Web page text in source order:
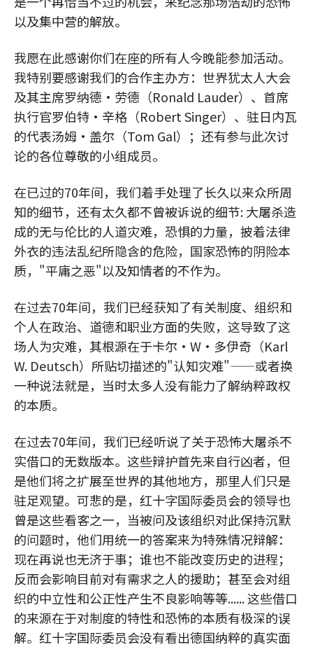
以及集中营的解放。
我愿在此感谢你们在座的所有人今晚能参加活动。
我特别要感谢我们的合作主办方：世界犹太人大会
及其主席罗纳德·劳德（Ronald Lauder）、首席
执行官罗伯特·辛格（Robert Singer）、驻日内瓦
的代表汤姆·盖尔（Tom Gal）；还有参与此次讨
论的各位尊敬的小组成员。
在已过的70年间，我们着手处理了长久以来众所周
知的细节，还有太久都不曾被诉说的细节: 大屠杀造
成的无与伦比的人道灾难，恐惧的力量，披着法律
外衣的违法乱纪所隐含的危险，国家恐怖的阴险本
质，"平庸之恶"以及知情者的不作为。
在过去70年间，我们已经获知了有关制度、组织和
个人在政治、道德和职业方面的失败，这导致了这
场人为灾难，其根源在于卡尔•W•多伊奇（Karl
W. Deutsch）所贴切描述的"认知灾难"——或者换
一种说法就是，当时太多人没有能力了解纳粹政权
的本质。
在过去70年间，我们已经听说了关于恐怖大屠杀不
实借口的无数版本。这些辩护首先来自行凶者，但
是他们将之扩展至世界的其他地方，那里人们只是
驻足观望。可悲的是，红十字国际委员会的领导也
曾是这些看客之一，当被问及该组织对此保持沉默
的问题时，他们用统一的答案来为特殊情况辩解：
现在再说也无济于事；谁也不能改变历史的进程；
反而会影响目前对有需求之人的援助；甚至会对组
织的中立性和公正性产生不良影响等等...... 这些借口
的来源在于对制度的特性和恐怖的本质有极深的误
解。红十字国际委员会没有看出德国纳粹的真实面